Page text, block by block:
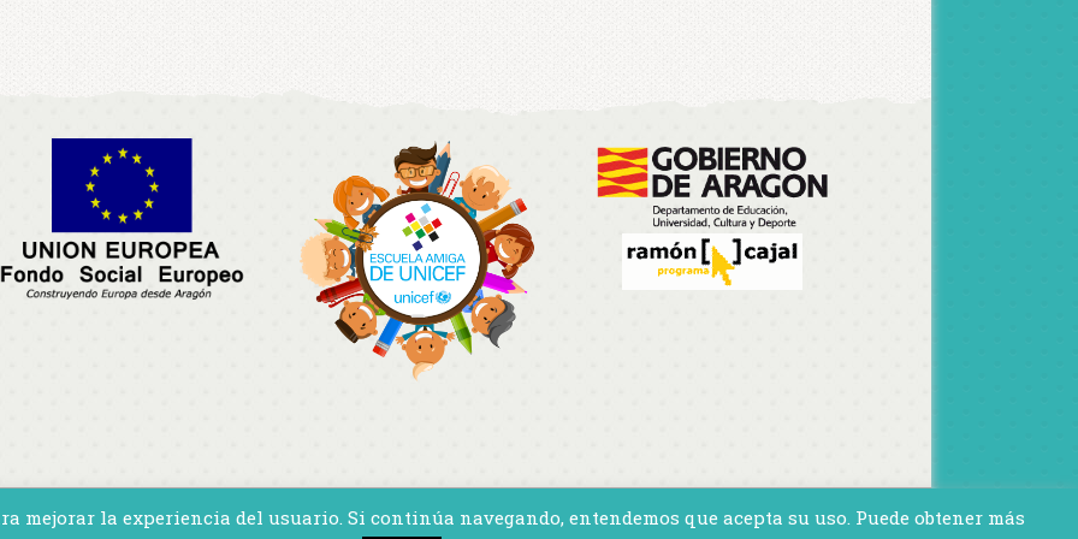
14 - 50100 - La Almunia de Doña Godina Zaragoza · 976.813597 · contacto@ceipflorianrey.es
mejorar la experiencia del usuario. Si continúa navegando, entendemos que acepta su uso. Puede obtener más